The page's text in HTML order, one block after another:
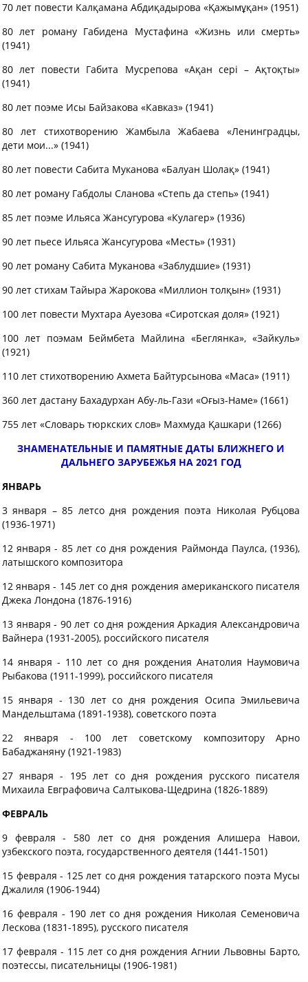
70 лет повести Калқамана Абдиқадырова «Қажымұқан» (1951)
80 лет роману Габидена Мустафина «Жизнь или смерть»
(1941)
80 лет повести Габита Мусрепова «Ақан сері – Ақтоқты»
(1941)
80 лет поэме Исы Байзакова «Кавказ» (1941)
80 лет стихотворению Жамбыла Жабаева «Ленинградцы,
дети мои...» (1941)
80 лет повести Сабита Муканова «Балуан Шолақ» (1941)
80 лет роману Габдолы Сланова «Степь да степь» (1941)
85 лет поэме Ильяса Жансугурова «Кулагер» (1936)
90 лет пьесе Ильяса Жансугурова «Месть» (1931)
90 лет роману Сабита Муканова «Заблудшие» (1931)
90 лет стихам Тайыра Жарокова «Миллион толқын» (1931)
100 лет повести Мухтара Ауезова «Сиротская доля» (1921)
100 лет поэмам Беймбета Майлина «Беглянка», «Зайкуль»
(1921)
110 лет стихотворению Ахмета Байтурсынова «Маса» (1911)
360 лет дастану Бахадурхан Абу-ль-Гази «Оғыз-Наме» (1661)
755 лет «Словарь тюркских слов» Махмуда Қашкари (1266)
ЗНАМЕНАТЕЛЬНЫЕ И ПАМЯТНЫЕ ДАТЫ БЛИЖНЕГО И
ДАЛЬНЕГО ЗАРУБЕЖЬЯ НА 2021 ГОД
ЯНВАРЬ
3 января – 85 летсо дня рождения поэта Николая Рубцова
(1936-1971)
12 января - 85 лет со дня рождения Раймонда Паулса, (1936),
латышского композитора
12 января - 145 лет со дня рождения американского писателя
Джека Лондона (1876-1916)
13 января - 90 лет со дня рождения Аркадия Александровича
Вайнера (1931-2005), российского писателя
14 января - 110 лет со дня рождения Анатолия Наумовича
Рыбакова (1911-1999), российского писателя
15 января - 130 лет со дня рождения Осипа Эмильевича
Мандельштама (1891-1938), советского поэта
22 января - 100 лет советскому композитору Арно
Бабаджаняну (1921-1983)
27 января - 195 лет со дня рождения русского писателя
Михаила Евграфовича Салтыкова-Щедрина (1826-1889)
ФЕВРАЛЬ
9 февраля - 580 лет со дня рождения Алишера Навои,
узбекского поэта, государственного деятеля (1441-1501)
15 февраля - 125 лет со дня рождения татарского поэта Мусы
Джалиля (1906-1944)
16 февраля - 190 лет со дня рождения Николая Семеновича
Лескова (1831-1895), русского писателя
17 февраля - 115 лет со дня рождения Агнии Львовны Барто,
поэтессы, писательницы (1906-1981)